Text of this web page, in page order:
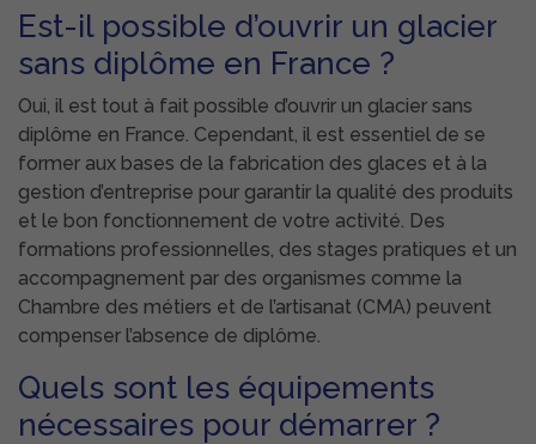
Est-il possible d’ouvrir un glacier
sans diplôme en France ?
Oui, il est tout à fait possible d’ouvrir un glacier sans
diplôme en France. Cependant, il est essentiel de se
former aux bases de la fabrication des glaces et à la
gestion d’entreprise pour garantir la qualité des produits
et le bon fonctionnement de votre activité. Des
formations professionnelles, des stages pratiques et un
accompagnement par des organismes comme la
Chambre des métiers et de l’artisanat (CMA) peuvent
compenser l’absence de diplôme.
Quels sont les équipements
nécessaires pour démarrer ?